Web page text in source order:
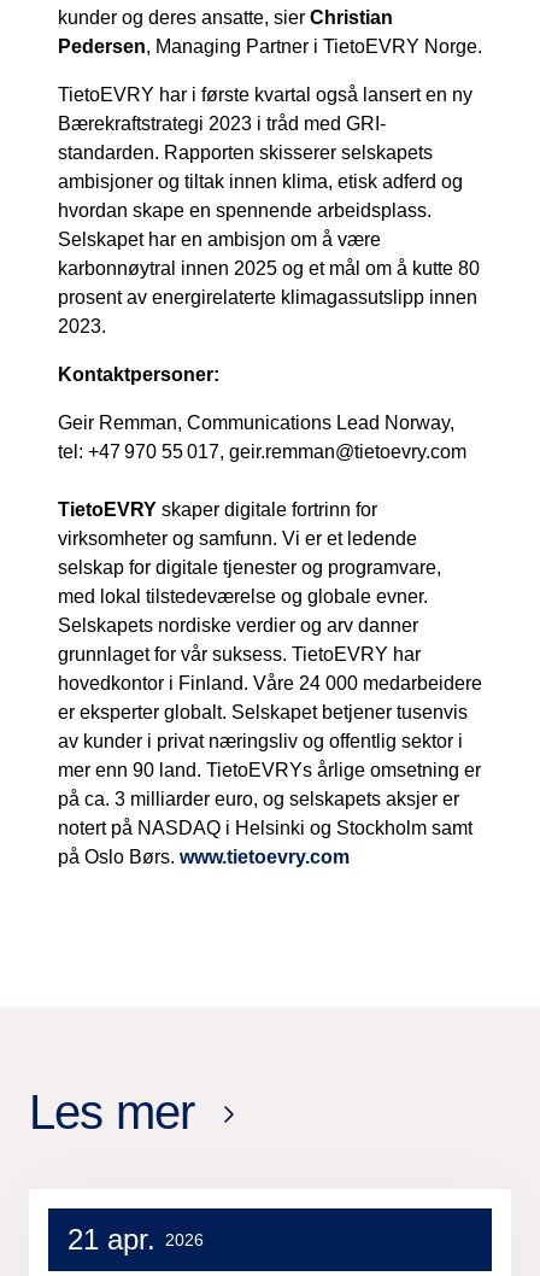
kunder og deres ansatte, sier Christian
Pedersen, Managing Partner i TietoEVRY Norge.
TietoEVRY har i første kvartal også lansert en ny
Bærekraftstrategi 2023 i tråd med GRI-
standarden. Rapporten skisserer selskapets
ambisjoner og tiltak innen klima, etisk adferd og
hvordan skape en spennende arbeidsplass.
Selskapet har en ambisjon om å være
karbonnøytral innen 2025 og et mål om å kutte 80
prosent av energirelaterte klimagassutslipp innen
2023.
Kontaktpersoner:
Geir Remman, Communications Lead Norway,
tel: +47 970 55 017, geir.remman@tietoevry.com
TietoEVRY skaper digitale fortrinn for
virksomheter og samfunn. Vi er et ledende
selskap for digitale tjenester og programvare,
med lokal tilstedeværelse og globale evner.
Selskapets nordiske verdier og arv danner
grunnlaget for vår suksess. TietoEVRY har
hovedkontor i Finland. Våre 24 000 medarbeidere
er eksperter globalt. Selskapet betjener tusenvis
av kunder i privat næringsliv og offentlig sektor i
mer enn 90 land. TietoEVRYs årlige omsetning er
på ca. 3 milliarder euro, og selskapets aksjer er
notert på NASDAQ i Helsinki og Stockholm samt
på Oslo Børs. www.tietoevry.com
Les mer
21 apr. 2026